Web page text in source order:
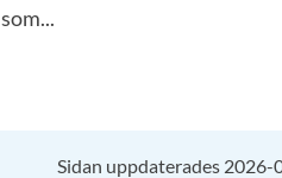
som...
Sidan uppdaterades 2026-